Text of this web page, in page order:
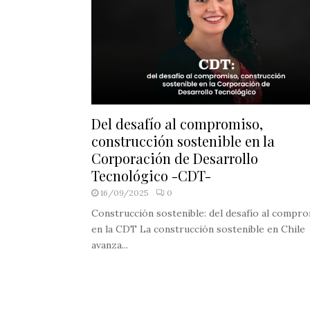
Del desafío al compromiso,
construcción sostenible en la
Corporación de Desarrollo
Tecnológico -CDT-
16/09/2025 0
Construcción sostenible: del desafío al
en la CDT La construcción sostenible en Chile
avanza...